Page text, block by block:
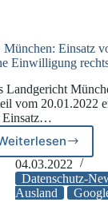
Einsatz
Einwilligung
Landgericht
vom 20.01.2022
Einsatz…
LG
München:
Einsatz
von
04.03.2022
Datenschutz-
Ausland